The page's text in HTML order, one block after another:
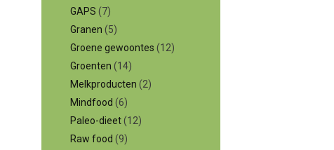
GAPS (7)
Granen (5)
Groene gewoontes (12)
Groenten (14)
Melkproducten (2)
Mindfood (6)
Paleo-dieet(12)
Raw food (9)